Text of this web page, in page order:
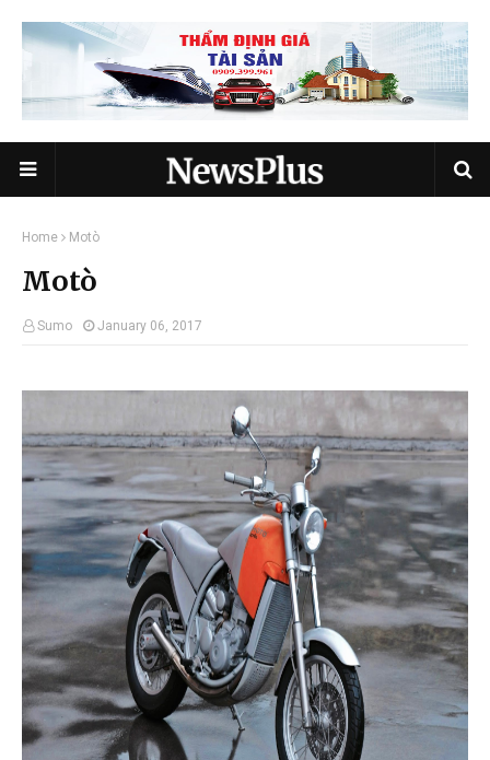
Home Motò
Motò
Sumo January 06, 2017